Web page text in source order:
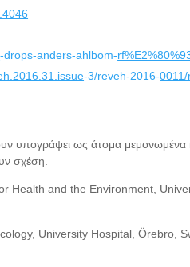
-drops-anders-ahlbom-
-3/reveh-2016-
υπογράψει ως άτομα μεμονωμένα
σχέση.
Health and the Environment,
University Hospital, Örebro,